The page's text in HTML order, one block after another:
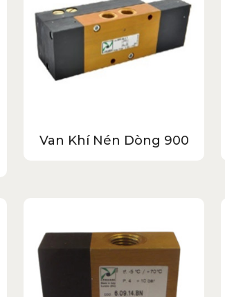
Van Khí Nén Dòng 900